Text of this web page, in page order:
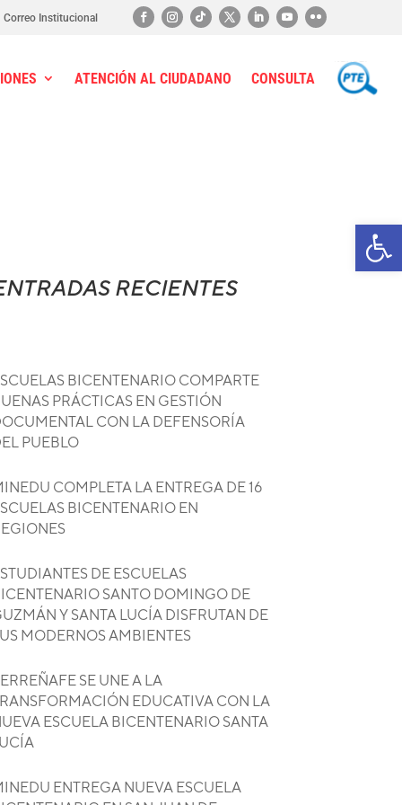
Correo Institucional
ATENCIÓN AL CIUDADANO CONSULTA PTE
RECIENTES
BICENTENARIO COMPARTE
PRÁCTICAS EN GESTIÓN
CON LA DEFENSORÍA
PUEBLO
COMPLETA LA ENTREGA DE 16
BICENTENARIO EN
DE ESCUELAS
SANTO DOMINGO DE
Y SANTA LUCÍA DISFRUTAN DE
MODERNOS AMBIENTES
SE UNE A LA
EDUCATIVA CON LA
ESCUELA BICENTENARIO SANTA
ENTREGA NUEVA ESCUELA